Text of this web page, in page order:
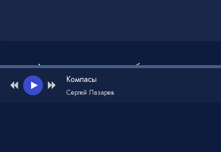
Администрация для жалоб и рекламы:
admin@muzdark.net
Компасы
Сергей Лазарев